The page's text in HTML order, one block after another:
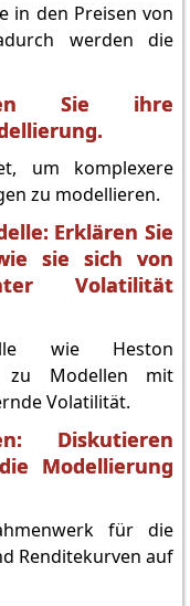
in den Preisen von
werden die
Sie ihre
um komplexere
zu modellieren.
Erklären Sie
sie sich von
Volatilität
wie Heston
zu Modellen mit
Volatilität.
Diskutieren
Modellierung
für die
Renditekurven auf